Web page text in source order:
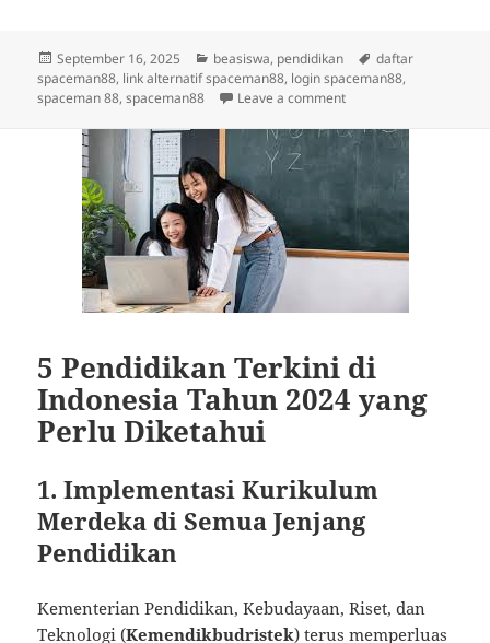
Posted
on
September 16, 2025 Categories
beasiswa, pendidikan Tags
daftar
spaceman88, link alternatif spaceman88, login spaceman88,
spaceman 88,spaceman88 Leave a commenton Rahasia Pendidikan
5 Pendidikan Terkini di
Indonesia Tahun 2024 yang
Perlu Diketahui
1. Implementasi Kurikulum
Merdeka di Semua Jenjang
Pendidikan
Kementerian Pendidikan, Kebudayaan, Riset, dan
Teknologi (Kemendikbudristek) terus memperluas